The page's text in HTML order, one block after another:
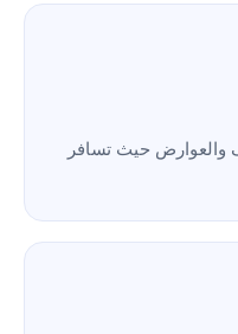
والعوارض حيث تسافر